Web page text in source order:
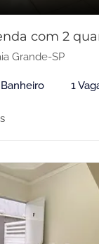
com 2
Grande-SP
1